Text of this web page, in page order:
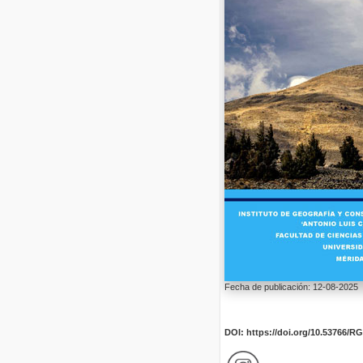
Fecha de publicación: 12-08-2025
DOI: https://doi.org/10.53766/